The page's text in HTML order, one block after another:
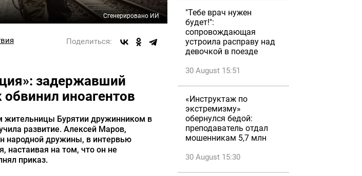
Сгенерировано ИИ
Поделиться:
задержавший
иноагентов
жительницы Бурятии дружинником в
развитие. Алексей Маров,
народной дружины, в интервью
настаивая на том, что он не
приказ.
"Тебе врач нужен
будет!":
сопровождающая
устроила расправу над
девочкой в поезде
30 August 15:51
«Инструктаж по
экстремизму»
обернулся бедой:
преподаватель отдал
мошенникам 5,7 млн
30 August 15:30